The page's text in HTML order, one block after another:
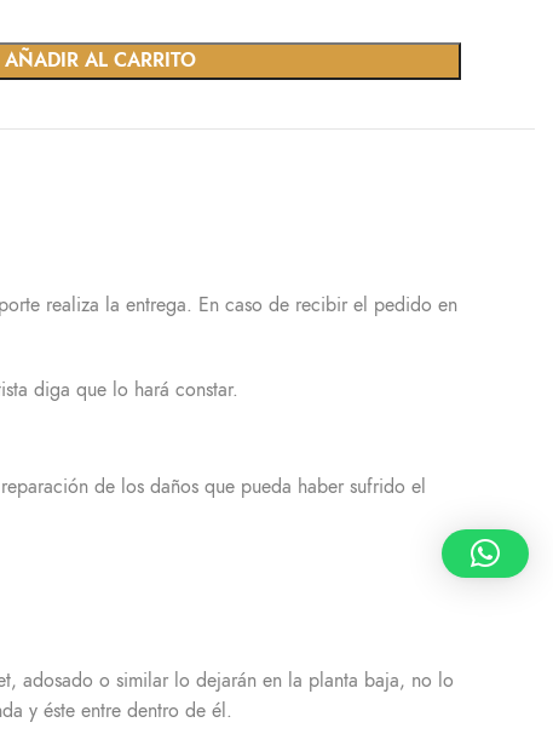
AÑADIR AL CARRITO
realiza la entrega. En caso de recibir el pedido en
diga que lo hará constar.
de los daños que pueda haber sufrido el
adosado o similar lo dejarán en la planta baja, no lo
y éste entre dentro de él.